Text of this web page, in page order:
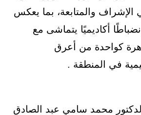
الإشراف والمتابعة، بما يعكس
أكاديميًا يتماشى مع
كواحدة من أعرق
في المنطقة .
محمد سامي عبد الصادق